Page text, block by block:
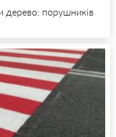
дерево: порушників